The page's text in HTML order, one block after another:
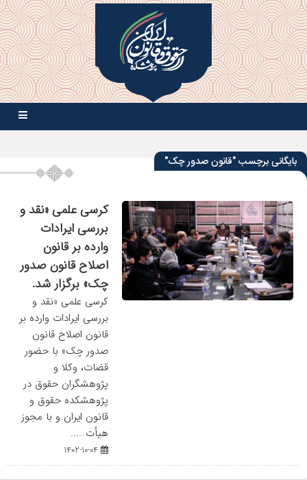
بایگانی برچسب "قانون صدور چک"
کرسی علمی «نقد و
بررسی ایرادات
وارده بر قانون
اصلاح قانون صدور
چک» برگزار شد.
کرسی علمی «نقد و
بررسی ایرادات وارده بر
قانون اصلاح قانون
صدور چک» با حضور
قضات، وکلا و
پژوهشگران حقوق در
پژوهشکده حقوق و
قانون ایران و با مجوز
هیأت…...